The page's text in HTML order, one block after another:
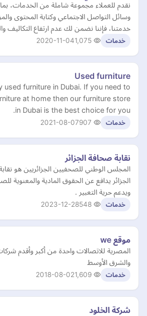
نقدم للعملاء مجموعة شاملة من الخدمات،
وسائل التواصل الاجتماعي وكتابة المحتوى
خدمتنا، فإننا نضمن لك عدم ارتفاع التكاليف
خدمات 2020-11-04
Used furniture
used furniture in Dubai. If you need to
at home then our furniture store
in Dubai is the best choice for you.
خدمات 2021-08-07
نقابة صحافة الجزائر
المجلس الوطني للصحفيين الجزائريين هو
الجزائر يدافع عن الحقوق المادية والمعنوية
ويدعم حرية التعبير .
خدمات 2023-12-28
موقع we
المصرية للاتصالات واحدة من أكبر وأقدم
والشرق الأوسط
خدمات 2018-08-02
شركة الخلود